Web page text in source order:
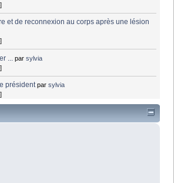
et de reconnexion au corps après une lésion
... parsylvia
président parsylvia